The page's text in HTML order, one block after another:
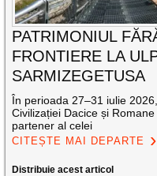
PATRIMONIUL
FRONTIERE LA
SARMIZEGETUSA
În perioada 27–31 iulie
Civilizației Dacice și
partener al celei
CITEȘTE MAI DEPARTE
Distribuie acest articol